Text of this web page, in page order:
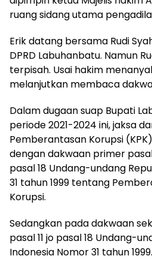
ruang sidang utama
Erik datang bersama Rudi
DPRD Labuhanbatu. Namun
terpisah. Usai hakim
melanjutkan membaca
Dalam dugaan suap Bupati
periode 2021-2024 ini, jaksa
Pemberantasan Korupsi
dengan dakwaan primer
pasal 18 Undang-undang
31 tahun 1999 tentang
Korupsi.
Sedangkan pada dakwaan
pasal 11 jo pasal 18 Undang-
Indonesia Nomor 31 tahun 1999.